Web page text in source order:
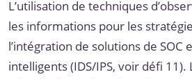
L’utilisation de techniques
les informations pour les
l’intégration de solutions de
intelligents (IDS/IPS, voir défi